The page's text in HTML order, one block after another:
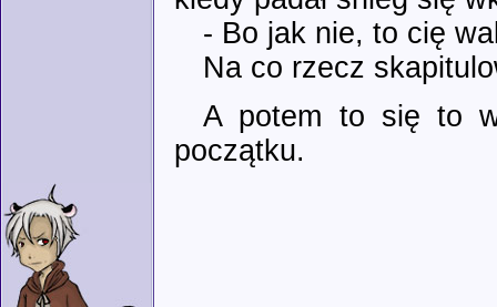
- Bo jak nie, to cię
Na co rzecz
A potem to się to
początku.